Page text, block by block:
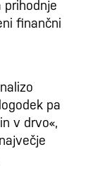
prihodnje
finančni
pa
v drvo«,